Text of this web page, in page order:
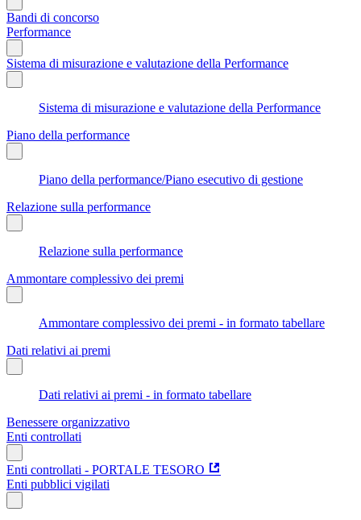
Bandi di concorso
Performance
Sistema di misurazione e valutazione della Performance
Sistema di misurazione e valutazione della Performance
Piano della performance
Piano della performance/Piano esecutivo di gestione
Relazione sulla performance
Relazione sulla performance
Ammontare complessivo dei premi
Ammontare complessivo dei premi - in formato tabellare
Dati relativi ai premi
Dati relativi ai premi - in formato tabellare
Benessere organizzativo
Enti controllati
Enti controllati - PORTALE TESORO
Enti pubblici vigilati